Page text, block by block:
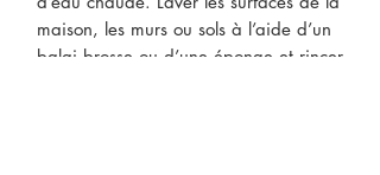
maison, les murs ou sols à l’aide d’un
balai brosse ou d’une éponge et rincer